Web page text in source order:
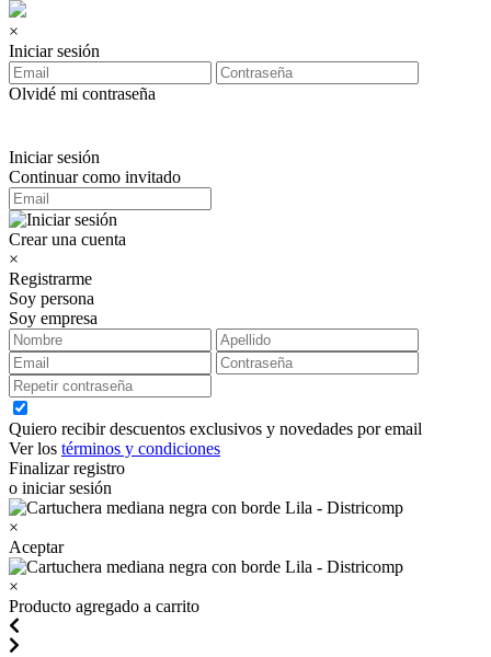
×
Iniciar sesión
Olvidé mi contraseña
Iniciar sesión
Continuar como invitado
Crear una cuenta
×
Registrarme
Soy persona
Soy empresa
Quiero recibir descuentos exclusivos y novedades por email
Ver los términos y condiciones
Finalizar registro
o iniciar sesión
×
Aceptar
×
Producto agregado a carrito